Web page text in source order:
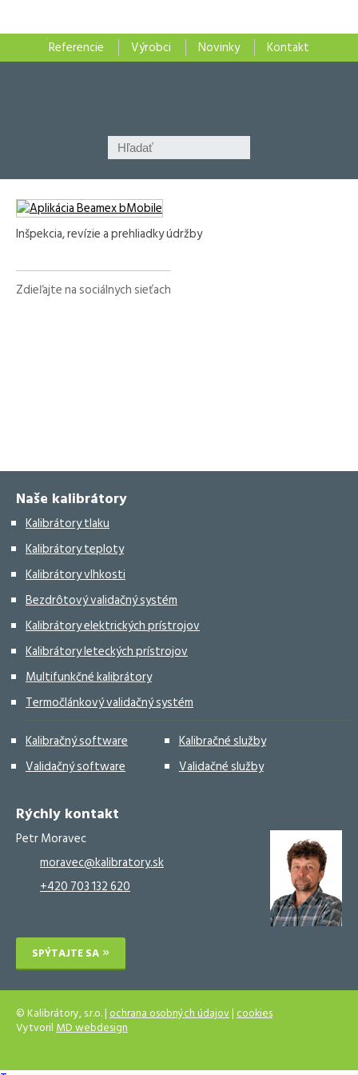
Referencie Výrobci Novinky Kontakt
Inšpekcia, revízie a prehliadky údržby
Zdieľajte na sociálnych sieťach
Naše kalibrátory
Kalibrátory tlaku
Kalibrátory teploty
Kalibrátory vlhkosti
Bezdrôtový validačný systém
Kalibrátory elektrických prístrojov
Kalibrátory leteckých prístrojov
Multifunkčné kalibrátory
Termočlánkový validačný systém
Kalibračný software
Kalibračné služby
Validačný software
Validačné služby
Rýchly kontakt
Petr Moravec
moravec@kalibratory.sk
+420 703 132 620
SPÝTAJTE SA
© Kalibrátory, s.r.o. |ochrana osobných údajov|cookies
VytvorilMD webdesign